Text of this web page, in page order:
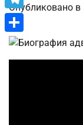
Опубликовано в
Telegram
Отправить